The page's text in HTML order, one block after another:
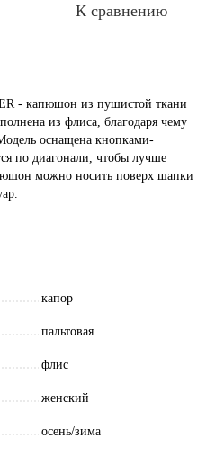
К сравнению
- капюшон из пушистой ткани
из флиса, благодаря чему
оснащена кнопками-
по диагонали, чтобы лучше
можно носить поверх шапки
капор
пальтовая
флис
женский
осень/зима